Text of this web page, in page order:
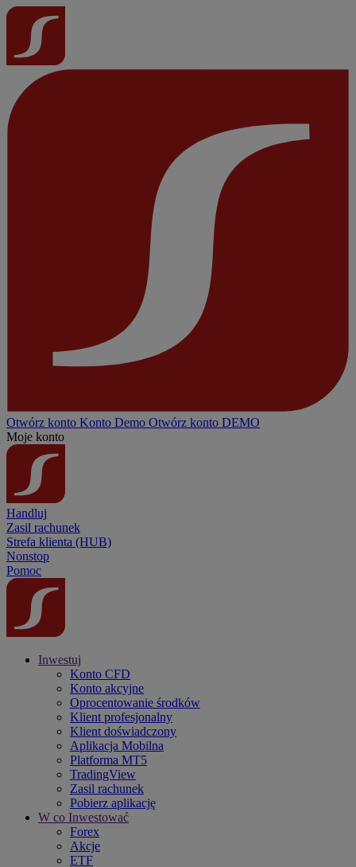
Otwórz konto Konto Demo Otwórz konto DEMO
Moje konto
Handluj
Zasil rachunek
Strefa klienta (HUB)
Nonstop
Pomoc
Inwestuj
Konto CFD
Konto akcyjne
Oprocentowanie środków
Klient profesjonalny
Klient doświadczony
Aplikacja Mobilna
Platforma MT5
TradingView
Zasil rachunek
Pobierz aplikację
W co Inwestować
Forex
Akcje
ETF